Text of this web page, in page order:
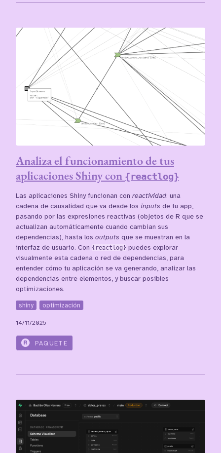
Analiza el funcionamiento de tus
aplicaciones Shiny con {reactlog}
Las aplicaciones Shiny funcionan con reactividad: una
cadena de causalidad que va desde los inputs de tu app,
pasando por las expresiones reactivas (objetos de R que se
actualizan automáticamente cuando cambian sus
dependencias), hasta los outputs que se muestran en la
interfaz de usuario. Con {reactlog} puedes explorar
visualmente esta cadena o red de dependencias, para
entender cómo tu aplicación se va generando, analizar las
dependencias entre elementos, y buscar posibles
optimizaciones.
shiny optimización
14/11/2025
PAQUETE